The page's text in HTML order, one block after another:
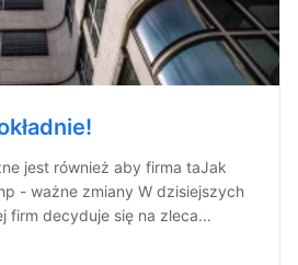
jest również aby firma taJak
- ważne zmiany W dzisiejszych
firm decyduje się na zleca...